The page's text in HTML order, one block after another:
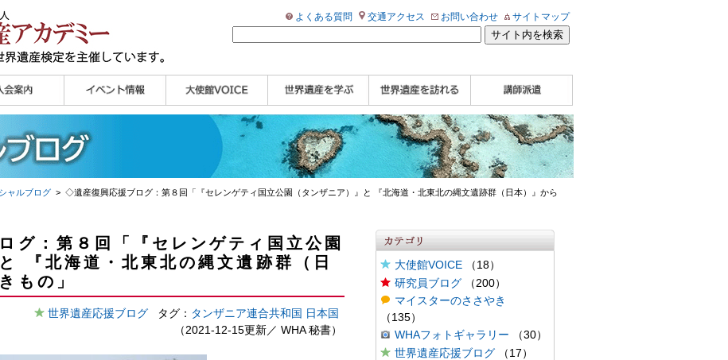
よくある質問 交通アクセス お問い合わせ サイトマップ
ンプル
ページ 講演会
大使館セミナー
展示会
講座・セミナー
ツアー情報
イベントレポート 研究員ブログ
マイスターのささや
WHAフォトギャラリ
世界遺産応援ブログ
世界遺産検定公式
学習アシスト動画
世界遺産ナビ
【pamon】
WHA認定講師について
WHA認定講師 紹介
動画
WHA認定講師 紹介
記事（会報誌）
自治体・民間団体関
係者の方へ
企業関係者の方へ
学校・教育関係者の
方へ
ャルブログ> ◇遺産復興応援ブログ：第８回「『セレンゲティ国立公園（タンザニア）』と 『北海道・北東北の縄文遺跡群（日本）』から
グ：第８回「『セレンゲティ国立公園
『北海道・北東北の縄文遺跡群（日
もの」
世界遺産応援ブログタグ： タンザニア連合共和国
日本国
（2021-12-15更新／ WHA 秘書）
大使館VOICE（18）
研究員ブログ（200）
マイスターのささやき
（135）
WHAフォトギャラリー （30）
世界遺産応援ブログ（17）